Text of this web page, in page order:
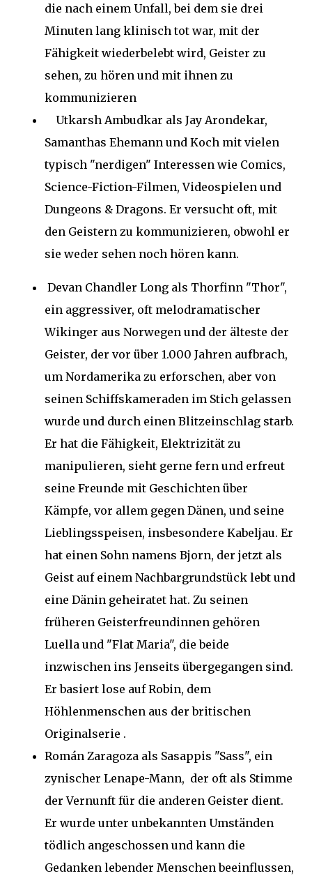
die nach einem Unfall, bei dem sie drei
Minuten lang klinisch tot war, mit der
Fähigkeit wiederbelebt wird, Geister zu
sehen, zu hören und mit ihnen zu
kommunizieren
Utkarsh Ambudkar als Jay Arondekar,
Samanthas Ehemann und Koch mit vielen
typisch "nerdigen" Interessen wie Comics,
Science-Fiction-Filmen, Videospielen und
Dungeons & Dragons. Er versucht oft, mit
den Geistern zu kommunizieren, obwohl er
sie weder sehen noch hören kann.
Devan Chandler Long als Thorfinn "Thor",
ein aggressiver, oft melodramatischer
Wikinger aus Norwegen und der älteste der
Geister, der vor über 1.000 Jahren aufbrach,
um Nordamerika zu erforschen, aber von
seinen Schiffskameraden im Stich gelassen
wurde und durch einen Blitzeinschlag starb.
Er hat die Fähigkeit, Elektrizität zu
manipulieren, sieht gerne fern und erfreut
seine Freunde mit Geschichten über
Kämpfe, vor allem gegen Dänen, und seine
Lieblingsspeisen, insbesondere Kabeljau. Er
hat einen Sohn namens Bjorn, der jetzt als
Geist auf einem Nachbargrundstück lebt und
eine Dänin geheiratet hat. Zu seinen
früheren Geisterfreundinnen gehören
Luella und "Flat Maria", die beide
inzwischen ins Jenseits übergegangen sind.
Er basiert lose auf Robin, dem
Höhlenmenschen aus der britischen
Originalserie .
Román Zaragoza als Sasappis "Sass", ein
zynischer Lenape-Mann, der oft als Stimme
der Vernunft für die anderen Geister dient.
Er wurde unter unbekannten Umständen
tödlich angeschossen und kann die
Gedanken lebender Menschen beeinflussen,